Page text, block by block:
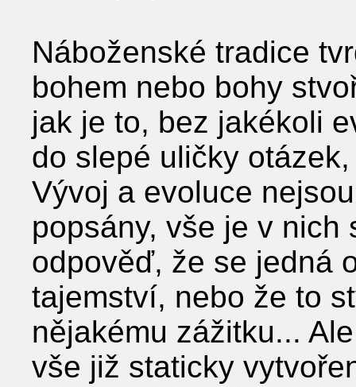
Náboženské tradice
bohem nebo bohy
jak je to, bez jakékoli
do slepé uličky
Vývoj a evoluce
popsány, vše je v nich
odpověď, že se jedná
tajemství, nebo že to
nějakému zážitku...
vše již staticky